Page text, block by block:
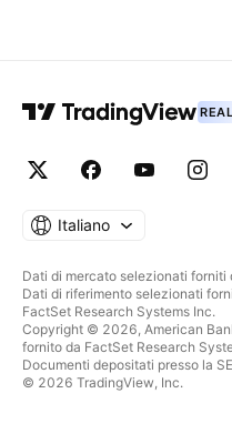
Italiano
Dati di mercato selezionati forniti
Dati di riferimento selezionati
FactSet Research Systems Inc.
Copyright © 2026, American
fornito da FactSet Research
Documenti depositati presso la
© 2026 TradingView, Inc.